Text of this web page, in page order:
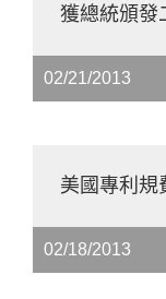
獲總統頒發
02/21/2013
美國專利規
02/18/2013